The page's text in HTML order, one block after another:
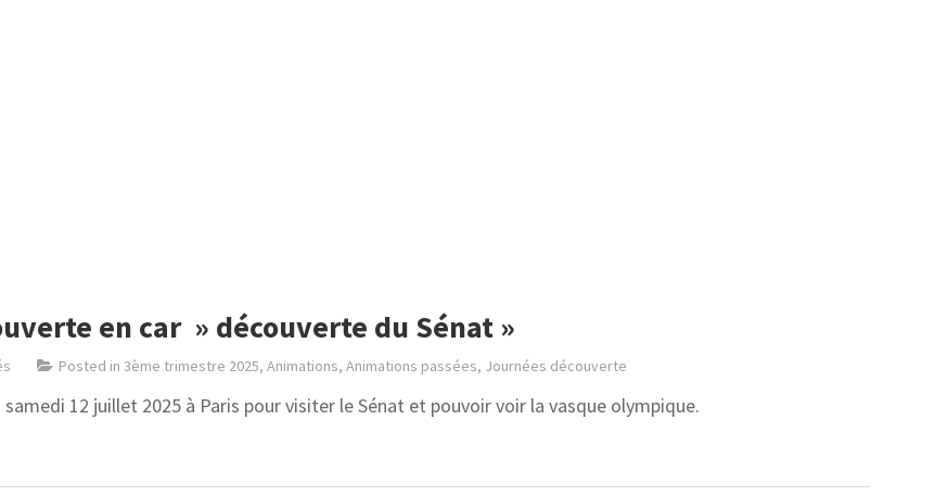
en car » découverte du Sénat »
Posted in 3ème trimestre 2025, Animations, Animations passées, Journées découverte
12 juillet 2025 à Paris pour visiter le Sénat et pouvoir voir la vasque olympique.